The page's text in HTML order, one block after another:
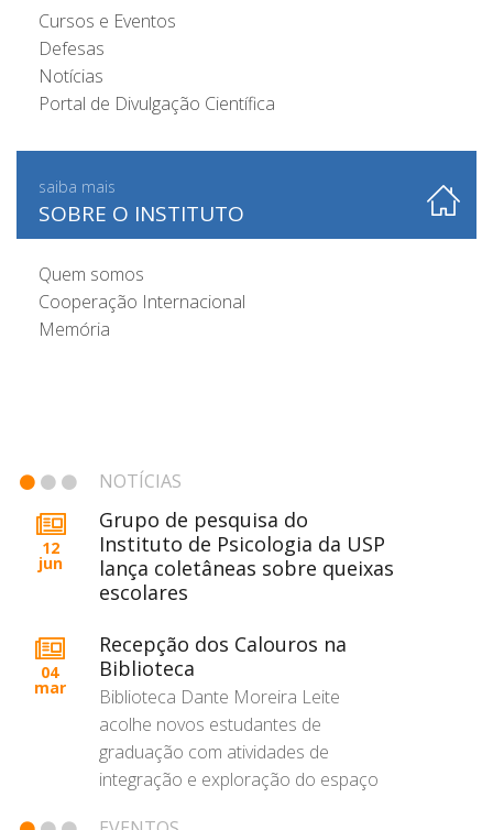
Cursos e Eventos
Defesas
Notícias
Portal de Divulgação Científica
saiba mais
SOBRE O INSTITUTO
Quem somos
Cooperação Internacional
Memória
NOTÍCIAS
12
jun
Grupo de pesquisa do
Instituto de Psicologia da USP
lança coletâneas sobre queixas
escolares
04
mar
Recepção dos Calouros na
Biblioteca
Biblioteca Dante Moreira Leite
acolhe novos estudantes de
graduação com atividades de
integração e exploração do espaço